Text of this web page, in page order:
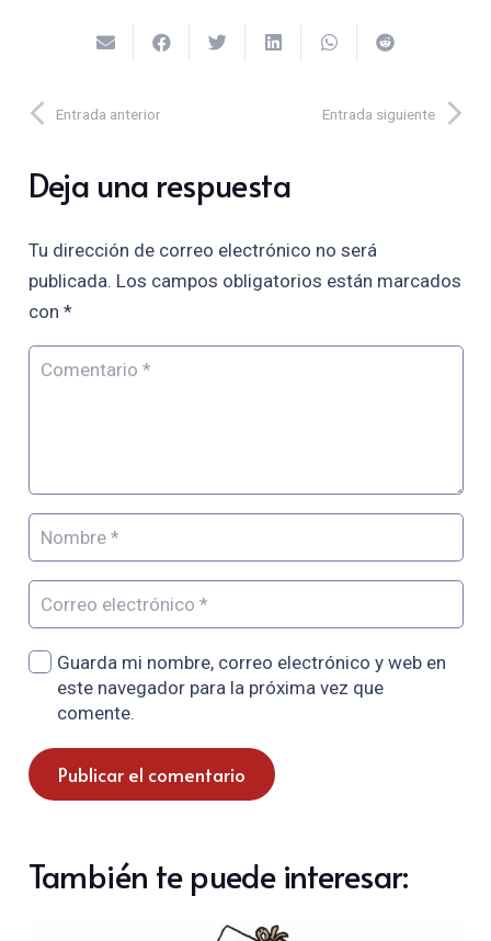
Entrada anterior Entrada siguiente
Deja una respuesta
Tu dirección de correo electrónico no será
publicada. Los campos obligatorios están marcados
con *
Guarda mi nombre, correo electrónico y web en
este navegador para la próxima vez que
comente.
Publicar el comentario
También te puede interesar: